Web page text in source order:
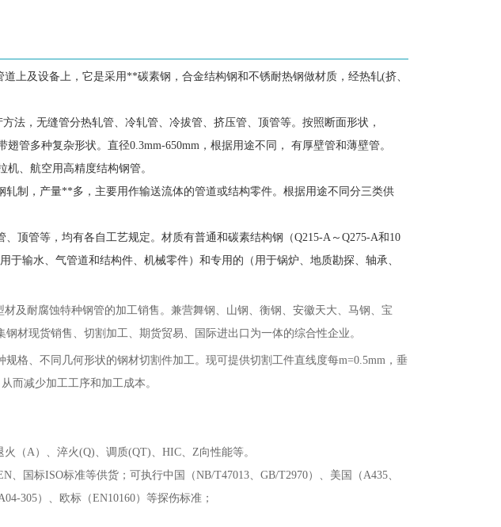
上及设备上，它是采用**碳素钢，合金结构钢和不锈耐热钢做材质，经热轧(挤、
方法，无缝管分热轧管、冷轧管、冷拔管、挤压管、顶管等。按照断面形状，
管多种复杂形状。直径0.3mm-650mm，根据用途不同， 有厚壁管和薄壁管。
、航空用高精度结构钢管。
轧制，产量**多，主要用作输送流体的管道或结构零件。根据用途不同分三类供
顶管等，均有各自工艺规定。材质有普通和碳素结构钢（Q215-A～Q275-A和10
输水、气管道和结构件、机械零件）和专用的（用于锅炉、地质勘探、轴承、
及耐腐蚀特种钢管的加工销售。兼营舞钢、山钢、衡钢、安徽天大、马钢、宝
材现货销售、切割加工、期货贸易、国际进出口为一体的综合性企业。
格、不同几何形状的钢材切割件加工。现可提供切割工件直线度每m=0.5mm，垂
而减少加工工序和加工成本。
（A）、淬火(Q)、调质(QT)、HIC、Z向性能等。
国标ISO标准等供货；可执行中国（NB/T47013、GB/T2970）、美国（A435、
305）、欧标（EN10160）等探伤标准；